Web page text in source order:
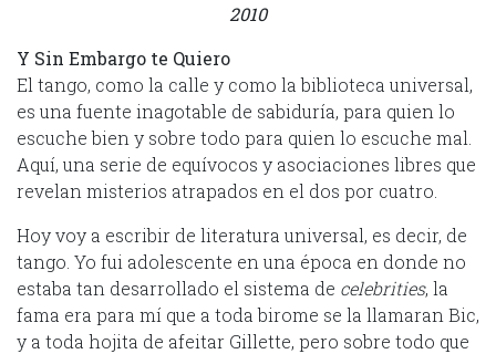
2010
Y Sin Embargo te Quiero
El tango, como la calle y como la biblioteca universal,
es una fuente inagotable de sabiduría, para quien lo
escuche bien y sobre todo para quien lo escuche mal.
Aquí, una serie de equívocos y asociaciones libres que
revelan misterios atrapados en el dos por cuatro.
Hoy voy a escribir de literatura universal, es decir, de
tango. Yo fui adolescente en una época en donde no
estaba tan desarrollado el sistema de celebrities, la
fama era para mí que a toda birome se la llamaran Bic,
y a toda hojita de afeitar Gillette, pero sobre todo que